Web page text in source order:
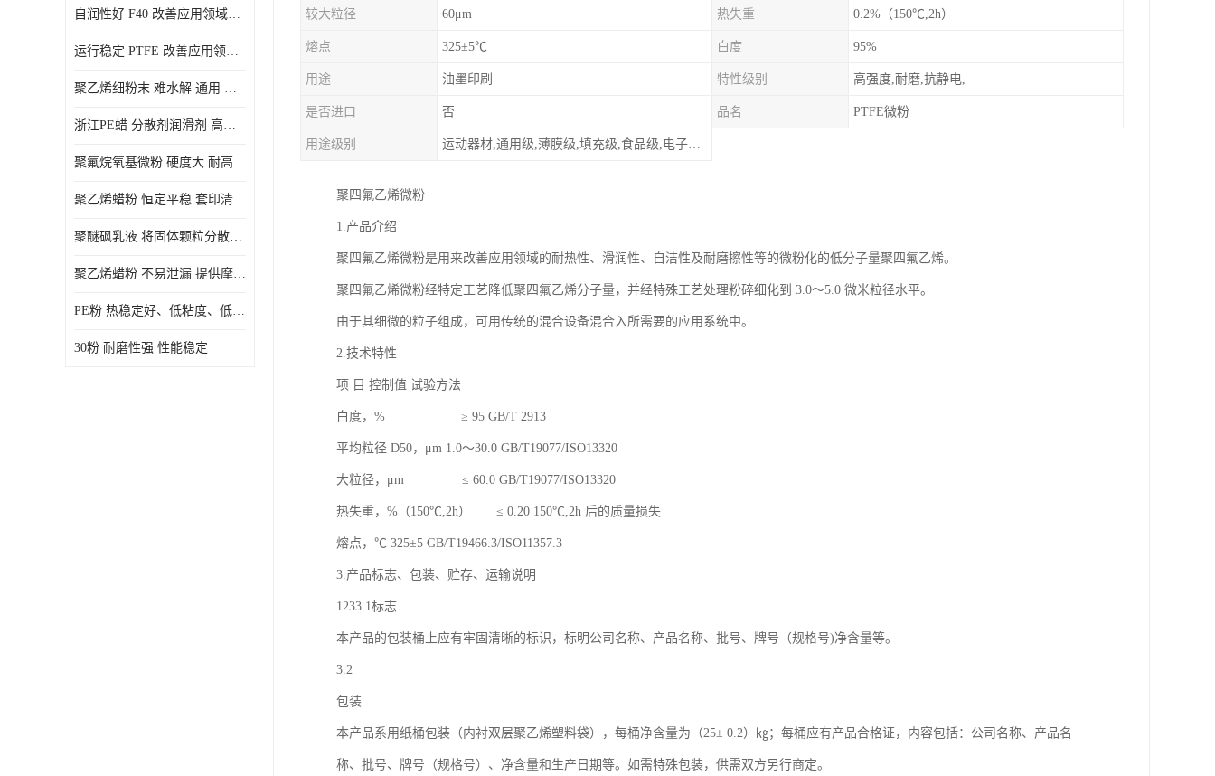
PE蜡粉
PE改性蜡粉
自润性好 F40 改善应用领域的耐热性 滑润性
运行稳定 PTFE 改善应用领域的耐热性 滑润性
聚乙烯细粉末 难水解 通用 氟茂
浙江PE蜡 分散剂润滑剂 高低熔点
聚氟烷氧基微粉 硬度大 耐高温性能好 良好的不粘性 功能性涂料
聚乙烯蜡粉 恒定平稳 套印清漆 无毒
聚醚砜乳液 将固体颗粒分散均匀 高分子聚合物 新的纳米涂层材料
聚乙烯蜡粉 不易泄漏 提供摩擦减少和润滑性能
PE粉 热稳定好、低粘度、低熔点
30粉 耐磨性强 性能稳定
较大粒径 60μm 热失重 0.2%（150℃,2h）
熔点 325±5℃ 白度 95%
用途 油墨印刷 特性级别 高强度,耐磨,抗静电,
是否进口 否 品名 PTFE微粉
用途级别 运动器材,通用级,薄膜级,填充级,食品级,电子电器部件
聚四氟乙烯微粉
1.产品介绍
聚四氟乙烯微粉是用来改善应用领域的耐热性、滑润性、自洁性及耐磨擦性等的微粉化的低分子量聚四氟乙烯。
聚四氟乙烯微粉经特定工艺降低聚四氟乙烯分子量，并经特殊工艺处理粉碎细化到 3.0～5.0 微米粒径水平。
由于其细微的粒子组成，可用传统的混合设备混合入所需要的应用系统中。
2.技术特性
项 目 控制值 试验方法
白度，% ≥ 95 GB/T 2913
平均粒径 D50，μm 1.0～30.0 GB/T19077/ISO13320
大粒径，μm ≤ 60.0 GB/T19077/ISO13320
热失重，%（150℃,2h） ≤ 0.20 150℃,2h 后的质量损失
熔点，℃ 325±5 GB/T19466.3/ISO11357.3
3.产品标志、包装、贮存、运输说明
1233.1标志
本产品的包装桶上应有牢固清晰的标识，标明公司名称、产品名称、批号、牌号（规格号)净含量等。
3.2
包装
本产品系用纸桶包装（内衬双层聚乙烯塑料袋），每桶净含量为（25± 0.2）㎏；每桶应有产品合格证，内容包括：公司名称、产品名
称、批号、牌号（规格号）、净含量和生产日期等。如需特殊包装，供需双方另行商定。